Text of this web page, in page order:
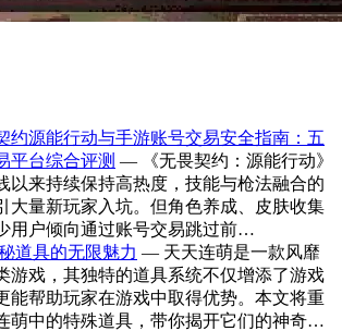
约源能行动与手游账号交易安全指南：五
平台综合评测 — 《无畏契约：源能行动》
以来持续保持高热度，技能与枪法融合的
大量新玩家入坑。但角色养成、皮肤收集
用户倾向通过账号交易跳过前…
道具的无限魅力 — 天天连萌是一款风靡
游戏，其独特的道具系统不仅增添了游戏
能帮助玩家在游戏中取得优势。本文将重
萌中的特殊道具，带你揭开它们的神奇…